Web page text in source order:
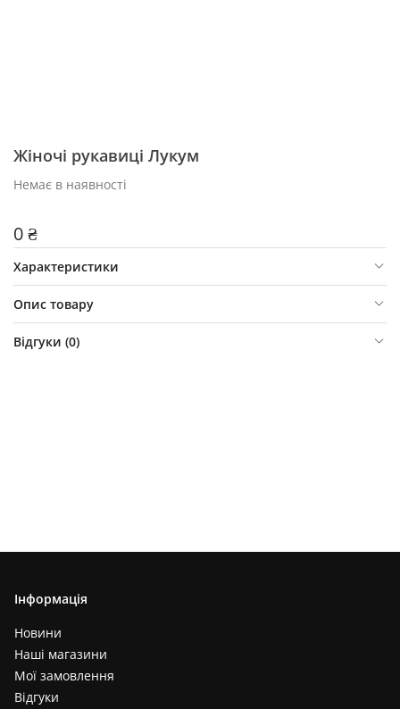
Жіночі рукавиці Лукум
Немає в наявності
0 ₴
Характеристики
Опис товару
Відгуки (0)
Інформація
Новини
Наші магазини
Мої замовлення
Відгуки